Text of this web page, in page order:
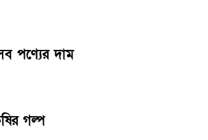
পণ্যের দাম
গল্প